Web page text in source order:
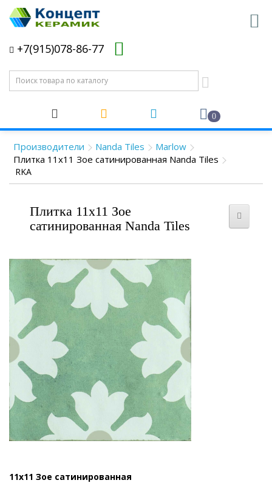
+7(915)078-86-77
0
Производители Nanda Tiles
Marlow
Плитка 11x11 Зое сатинированная Nanda Tiles
RKA
Плитка 11x11 Зое
сатинированная Nanda Tiles
11x11 Зое сатинированная